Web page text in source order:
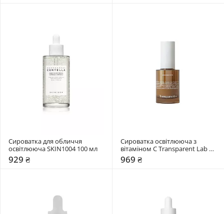
Сироватка для обличчя
освітлююча SKIN1004 100 мл
929 ₴
Сироватка освітлююча з
вітаміном C Transparent Lab 30
мл
969 ₴